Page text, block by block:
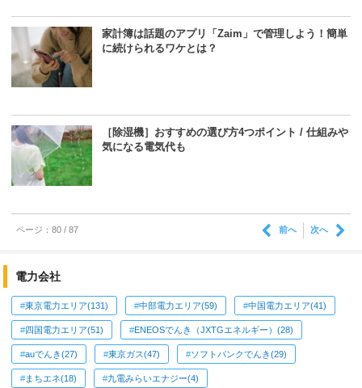
家計簿は話題のアプリ「Zaim」で管理しよう！簡単
に続けられるワケとは？
［除湿機］おすすめの選び方4つポイント / 仕組みや
気になる電気代も
ページ：80 / 87 前へ 次へ
電力会社
東京電力エリア(131) 中部電力エリア(59) 中国電力エリア(41)
四国電力エリア(51) ENEOSでんき（JXTGエネルギー）(28)
auでんき(27) 東京ガス(47) ソフトバンクでんき(29)
まちエネ(18) 九電みらいエナジー(4)